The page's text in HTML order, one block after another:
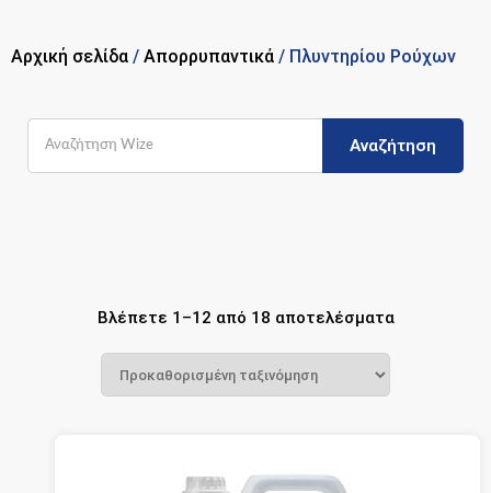
Αρχική σελίδα / Απορρυπαντικά / Πλυντηρίου Ρούχων
Αναζήτηση
Βλέπετε 1–12 από 18 αποτελέσματα